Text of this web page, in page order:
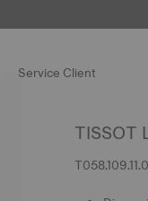
Service Client
TISSOT